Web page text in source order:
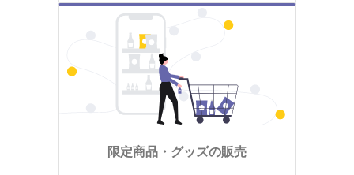
限定商品・グッズの販売